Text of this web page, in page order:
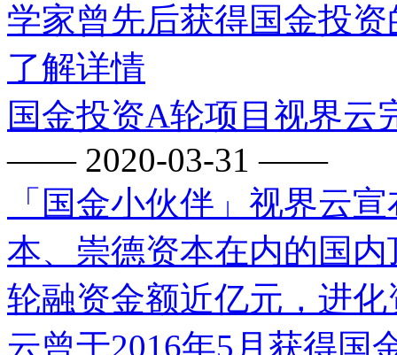
学家曾先后获得国金投
了解详情
国金投资A轮项目视界云
—— 2020-03-31 ——
「国金小伙伴」视界云
本、崇德资本在内的国
轮融资金额近亿元，进
云曾于2016年5月获得国